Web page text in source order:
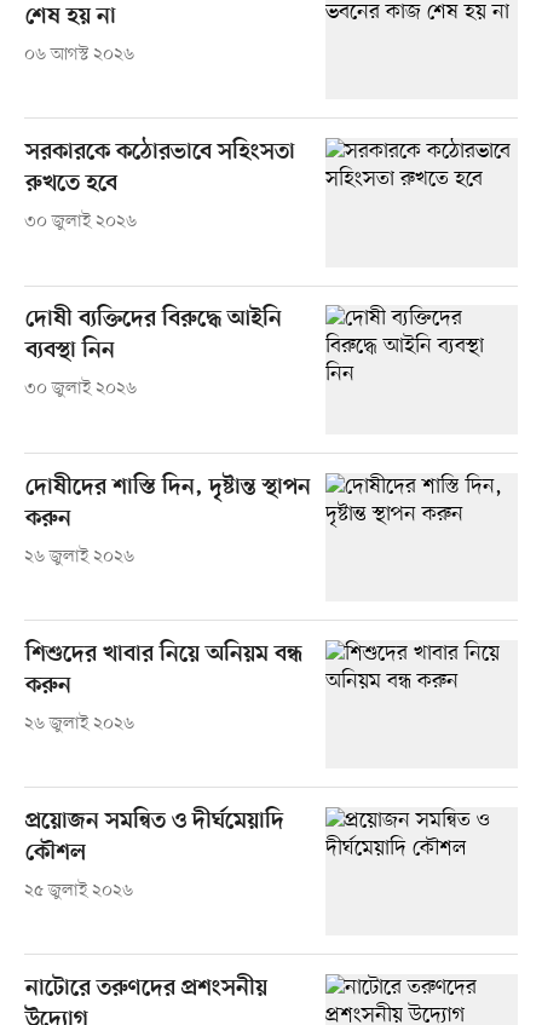
শেষ হয় না
০৬ আগস্ট ২০২৬
সরকারকে কঠোরভাবে সহিংসতা
রুখতে হবে
৩০ জুলাই ২০২৬
দোষী ব্যক্তিদের বিরুদ্ধে আইনি
ব্যবস্থা নিন
৩০ জুলাই ২০২৬
দোষীদের শাস্তি দিন, দৃষ্টান্ত স্থাপন
করুন
২৬ জুলাই ২০২৬
শিশুদের খাবার নিয়ে অনিয়ম বন্ধ
করুন
২৬ জুলাই ২০২৬
প্রয়োজন সমন্বিত ও দীর্ঘমেয়াদি
কৌশল
২৫ জুলাই ২০২৬
নাটোরে তরুণদের প্রশংসনীয়